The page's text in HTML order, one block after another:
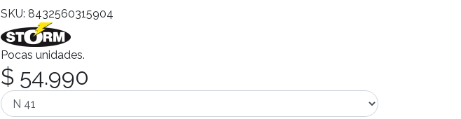
SKU: 8432560315904
Pocas unidades.
$ 54.990